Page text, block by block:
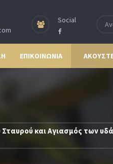
Social
ΕΠΙΚΟΙΝΩΝΙΑ
και Αγιασμός των